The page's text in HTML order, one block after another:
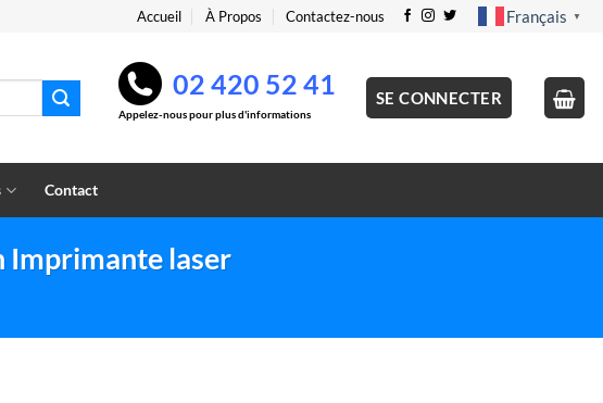
Accueil À Propos Contactez-nous Français ▼
02 420 52 41
Appelez-nous pour plus d'informations
SE CONNECTER
Contact
Imprimante laser